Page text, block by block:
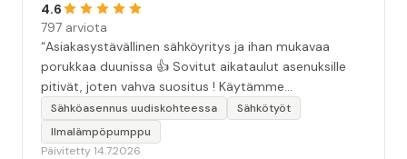
4.6
797 arviota
“Asiakasystävällinen sähköyritys ja ihan mukavaa
porukkaa duunissa 👍 Sovitut aikataulut asenuksille
pitivät, joten vahva suositus ! Käytämme
seuraavallakin kerralla!”
Sähköasennus uudiskohteessa
Sähkötyöt
Ilmalämpöpumppu
Päivitetty 14.7.2026